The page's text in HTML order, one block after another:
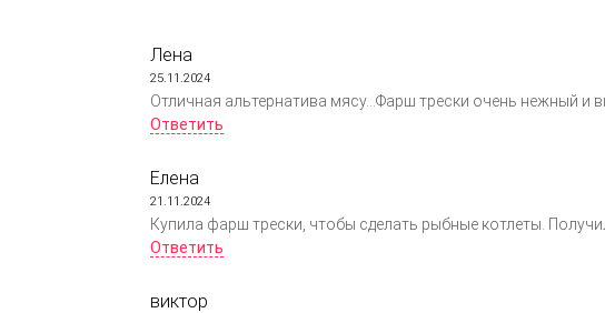
Лена
25.11.2024
Отличная альтернатива мясу...Фарш трески очень нежный и
Ответить
Елена
21.11.2024
Купила фарш трески, чтобы сделать рыбные котлеты.
Ответить
виктор